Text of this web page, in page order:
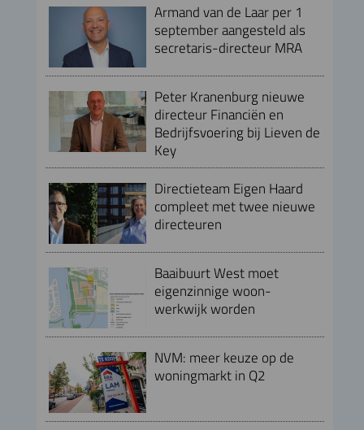
Armand van de Laar per 1
september aangesteld als
secretaris-directeur MRA
Peter Kranenburg nieuwe
directeur Financiën en
Bedrijfsvoering bij Lieven de
Key
Directieteam Eigen Haard
compleet met twee nieuwe
directeuren
Baaibuurt West moet
eigenzinnige woon-
werkwijk worden
NVM: meer keuze op de
woningmarkt in Q2